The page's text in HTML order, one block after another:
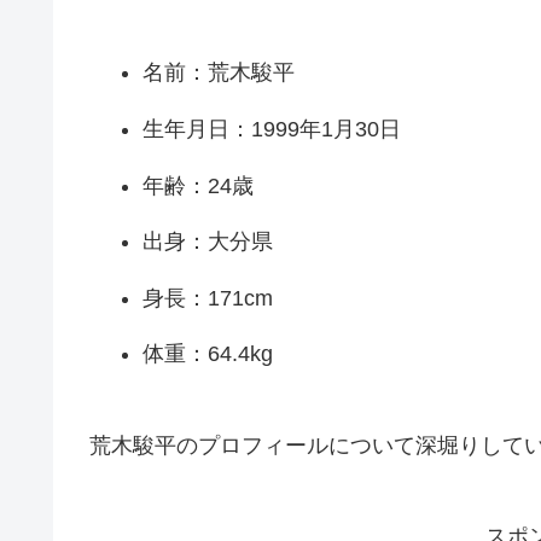
名前：荒木駿平
生年月日：1999年1月30日
年齢：24歳
出身：大分県
身長：171cm
体重：64.4kg
荒木駿平のプロフィールについて深堀りして